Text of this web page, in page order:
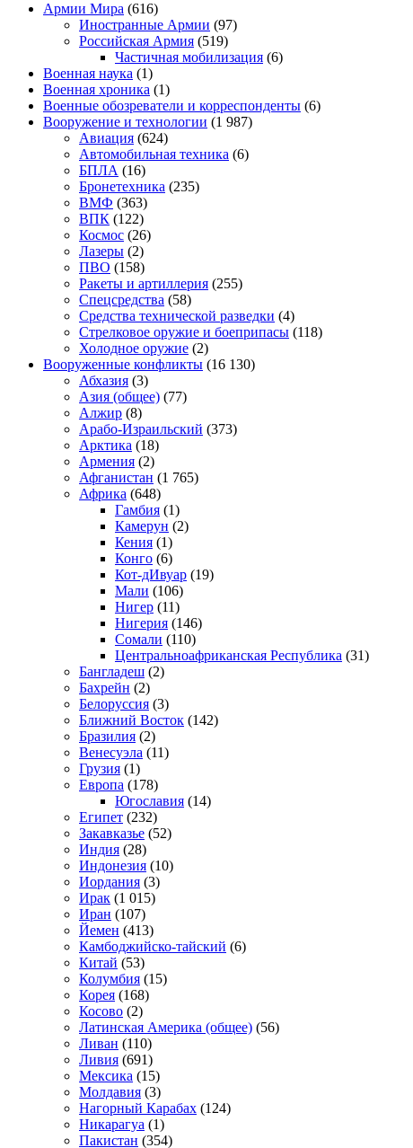
Армии Мира (616)
Иностранные Армии (97)
Российская Армия (519)
Частичная мобилизация (6)
Военная наука (1)
Военная хроника (1)
Военные обозреватели и корреспонденты (6)
Вооружение и технологии (1 987)
Авиация (624)
Автомобильная техника (6)
БПЛА (16)
Бронетехника (235)
ВМФ (363)
ВПК (122)
Космос (26)
Лазеры (2)
ПВО (158)
Ракеты и артиллерия (255)
Спецсредства (58)
Средства технической разведки (4)
Стрелковое оружие и боеприпасы (118)
Холодное оружие (2)
Вооруженные конфликты (16 130)
Абхазия (3)
Азия (общее) (77)
Алжир (8)
Арабо-Израильский (373)
Арктика (18)
Армения (2)
Афганистан (1 765)
Африка (648)
Гамбия (1)
Камерун (2)
Кения (1)
Конго (6)
Кот-дИвуар (19)
Мали (106)
Нигер (11)
Нигерия (146)
Сомали (110)
Центральноафриканская Республика (31)
Бангладеш (2)
Бахрейн (2)
Белоруссия (3)
Ближний Восток (142)
Бразилия (2)
Венесуэла (11)
Грузия (1)
Европа (178)
Югославия (14)
Египет (232)
Закавказье (52)
Индия (28)
Индонезия (10)
Иордания (3)
Ирак (1 015)
Иран (107)
Йемен (413)
Камбоджийско-тайский (6)
Китай (53)
Колумбия (15)
Корея (168)
Косово (2)
Латинская Америка (общее) (56)
Ливан (110)
Ливия (691)
Мексика (15)
Молдавия (3)
Нагорный Карабах (124)
Никарагуа (1)
Пакистан (354)